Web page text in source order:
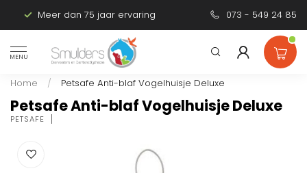
Meer dan 75 jaar ervaring Persoonlijk
073 - 549 24 85
MENU
Home / Petsafe Anti-blaf Vogelhuisje Deluxe
Petsafe Anti-blaf Vogelhuisje Deluxe
PETSAFE